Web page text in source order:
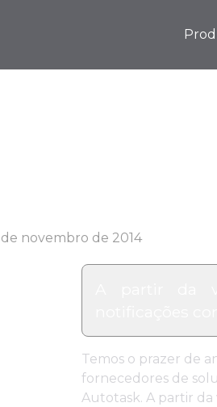
novembro de 2014
Temos o prazer de
fornecedores de
Autotask. A partir da